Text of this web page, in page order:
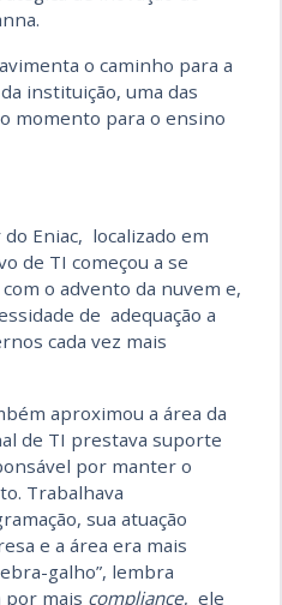
o caminho para a
instituição, uma das
momento para o ensino
Eniac, localizado em
de TI começou a se
o advento da nuvem e,
de adequação a
cada vez mais
aproximou a área da
de TI prestava suporte
por manter o
Trabalhava
sua atuação
e a área era mais
galho”, lembra
por mais compliance, ele